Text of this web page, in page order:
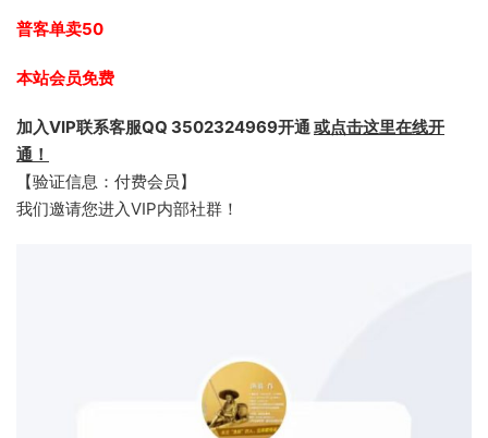
普客单卖50
本站会员免费
加入VIP联系客服QQ 3502324969开通或点击这里在线开
通！
【验证信息：付费会员】
我们邀请您进入VIP内部社群！